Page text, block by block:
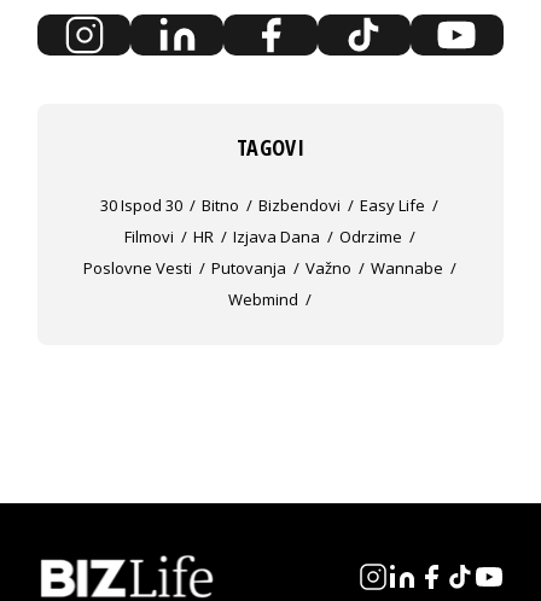
TAGOVI
30 Ispod 30 Bitno Bizbendovi
Easy Life
Filmovi
HR Izjava Dana
Odrzime
Poslovne Vesti
Putovanja Važno
Wannabe
Webmind